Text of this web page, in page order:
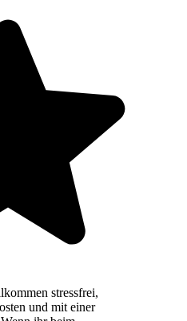
stressfrei,
und mit einer